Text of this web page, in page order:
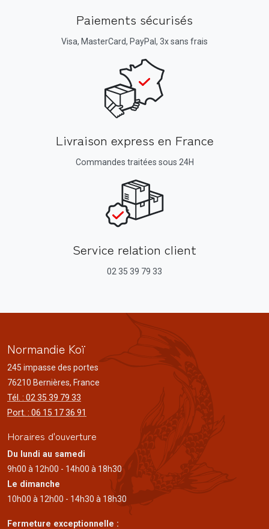
Paiements sécurisés
Visa, MasterCard, PayPal, 3x sans frais
Livraison express en France
Commandes traitées sous 24H
Service relation client
02 35 39 79 33
Normandie Koï
245 impasse des portes
76210 Bernières, France
Tél. : 02 35 39 79 33
Port. : 06 15 17 36 91
Horaires d'ouverture
Du lundi au samedi
9h00 à 12h00 - 14h00 à 18h30
Le dimanche
10h00 à 12h00 - 14h30 à 18h30
Fermeture exceptionnelle :